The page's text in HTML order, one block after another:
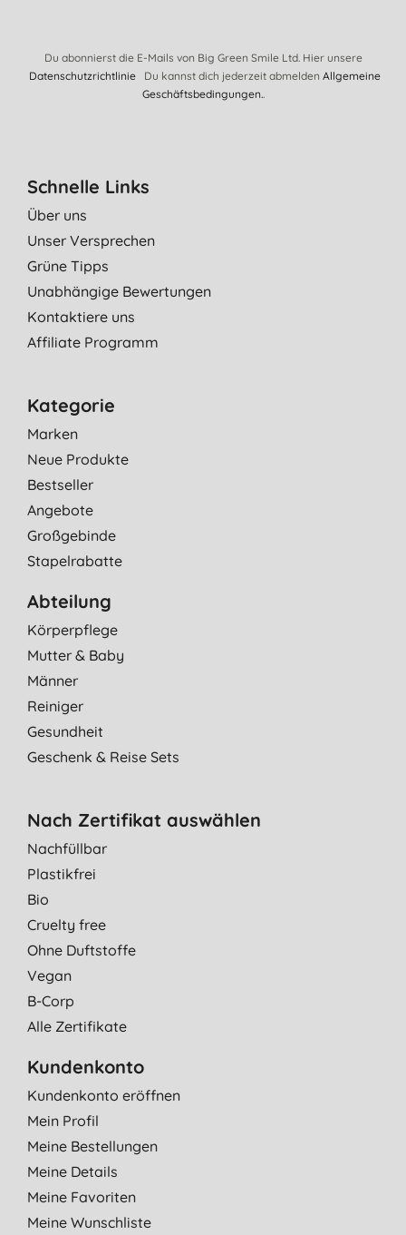
Du abonnierst die E-Mails von Big Green Smile Ltd. Hier unsere
DatenschutzrichtlinieDu kannst dich jederzeit abmelden Allgemeine
Geschäftsbedingungen..
Schnelle Links
Über uns
Unser Versprechen
Grüne Tipps
Unabhängige Bewertungen
Kontaktiere uns
Affiliate Programm
Kategorie
Marken
Neue Produkte
Bestseller
Angebote
Großgebinde
Stapelrabatte
Abteilung
Körperpflege
Mutter & Baby
Männer
Reiniger
Gesundheit
Geschenk & Reise Sets
Nach Zertifikat auswählen
Nachfüllbar
Plastikfrei
Bio
Cruelty free
Ohne Duftstoffe
Vegan
B-Corp
Alle Zertifikate
Kundenkonto
Kundenkonto eröffnen
Mein Profil
Meine Bestellungen
Meine Details
Meine Favoriten
Meine Wunschliste